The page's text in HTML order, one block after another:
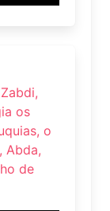
os
o
Abda,
de